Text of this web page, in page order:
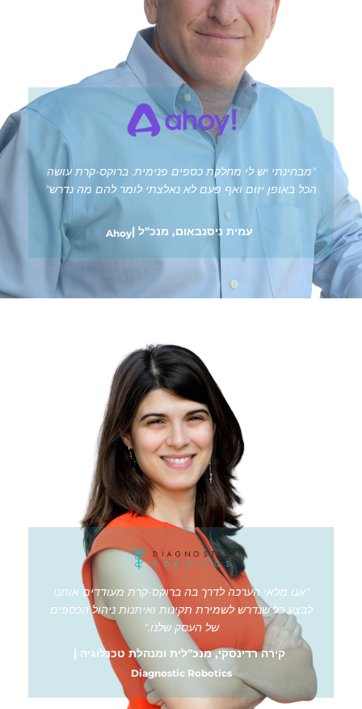
"מבחינתי יש לי מחלקת כספים פנימית. ברוקס-קרת עושה
הכל באופן יזום ואף פעם לא נאלצתי לומר להם מה נדרש"
עמית ניסנבאום, מנכ"ל |Ahoy
"אנו מלאי הערכה לדרך בה ברוקס-קרת מעודדים אותנו
לבצע כל שנדרש לשמירת תקינות ואיתנות ניהול הכספים
של העסק שלנו."
קירה רדינסקי, מנכ"לית ומנהלת טכנלוגיה |
Diagnostic Robotics